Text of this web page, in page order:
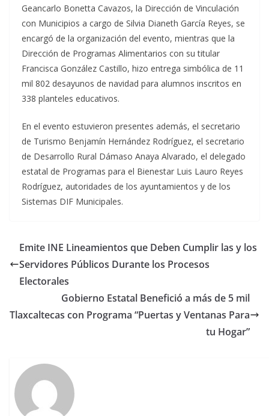
Geancarlo Bonetta Cavazos, la Dirección de Vinculación
con Municipios a cargo de Silvia Dianeth García Reyes, se
encargó de la organización del evento, mientras que la
Dirección de Programas Alimentarios con su titular
Francisca González Castillo, hizo entrega simbólica de 11
mil 802 desayunos de navidad para alumnos inscritos en
338 planteles educativos.
En el evento estuvieron presentes además, el secretario
de Turismo Benjamín Hernández Rodríguez, el secretario
de Desarrollo Rural Dámaso Anaya Alvarado, el delegado
estatal de Programas para el Bienestar Luis Lauro Reyes
Rodríguez, autoridades de los ayuntamientos y de los
Sistemas DIF Municipales.
Emite INE Lineamientos que Deben Cumplir las y los
Servidores Públicos Durante los Procesos
Electorales
Gobierno Estatal Benefició a más de 5 mil
Tlaxcaltecas con Programa “Puertas y Ventanas Para
tu Hogar”